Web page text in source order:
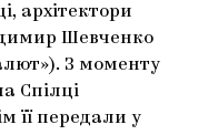
СВЯТА
архітектори
Шевченко
З моменту
Спілці
її передали у